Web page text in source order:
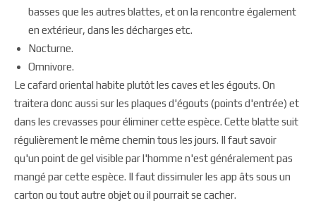
basses que les autres blattes, et on la rencontre également
en extérieur, dans les décharges etc.
Nocturne.
Omnivore.
Le cafard oriental habite plutôt les caves et les égouts. On
traitera donc aussi sur les plaques d'égouts (points d'entrée) et
dans les crevasses pour éliminer cette espèce. Cette blatte suit
régulièrement le même chemin tous les jours. Il faut savoir
qu'un point de gel visible par l'homme n'est généralement pas
mangé par cette espèce. Il faut dissimuler les app âts sous un
carton ou tout autre objet ou il pourrait se cacher.